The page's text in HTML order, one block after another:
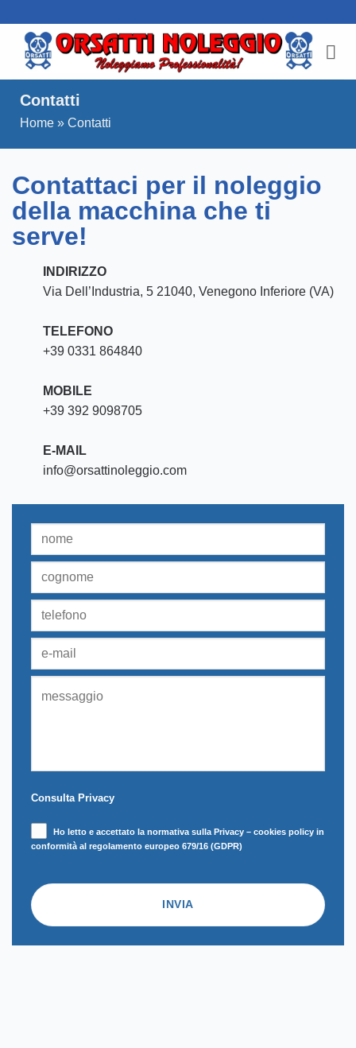
contenuti
Contatti
Home » Contatti
Contattaci per il noleggio
della macchina che ti
serve!
INDIRIZZO
Via Dell’Industria, 5 21040, Venegono Inferiore (VA)
TELEFONO
+39 0331 864840
MOBILE
+39 392 9098705
E-MAIL
info@orsattinoleggio.com
Consulta Privacy
Ho letto e accettato la normativa sulla Privacy – cookies policy in
conformità al regolamento europeo 679/16 (GDPR)